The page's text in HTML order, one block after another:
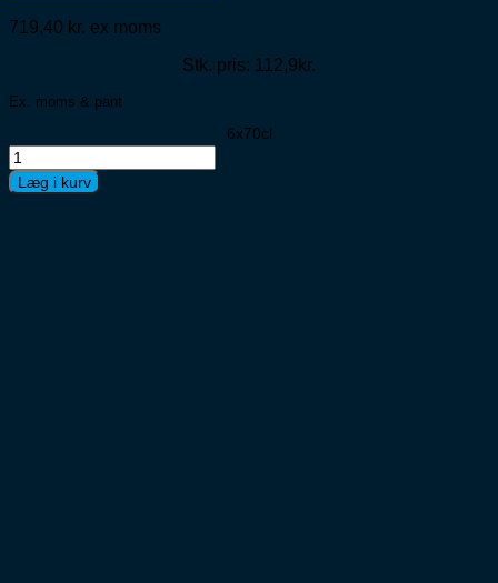
719,40 kr. ex moms
Stk. pris: 112,9kr.
Ex. moms & pant
6x70cl
Havana
Club
3
Læg i kurv